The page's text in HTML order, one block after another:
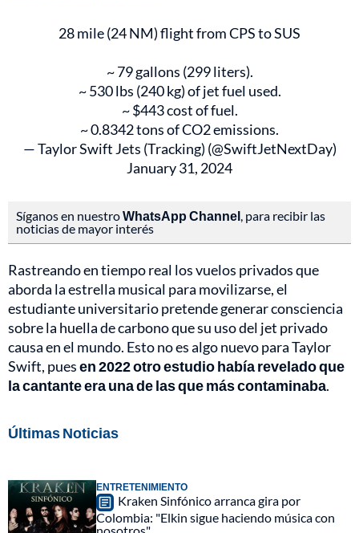
28 mile (24 NM) flight from CPS to SUS
~ 79 gallons (299 liters).
~ 530 lbs (240 kg) of jet fuel used.
~ $443 cost of fuel.
~ 0.8342 tons of CO2 emissions.
— Taylor Swift Jets (Tracking) (@SwiftJetNextDay)
January 31, 2024
Síganos en nuestroWhatsApp Channel, para recibir las
noticias de mayor interés
Rastreando en tiempo real los vuelos privados que
aborda la estrella musical para movilizarse, el
estudiante universitario pretende generar consciencia
sobre la huella de carbono que su uso del jet privado
causa en el mundo. Esto no es algo nuevo para Taylor
Swift, puesen 2022 otro estudio había revelado que
la cantante era una de las que más contaminaba.
Últimas Noticias
ENTRETENIMIENTO
Kraken Sinfónico arranca gira por
Colombia: "Elkin sigue haciendo música con